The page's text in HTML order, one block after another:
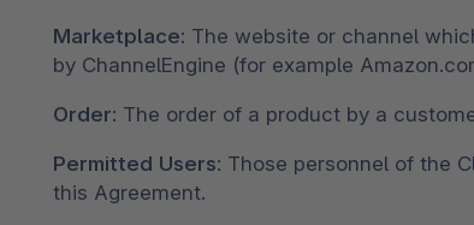
Marketplace: The website or channel
by ChannelEngine (for example
Order: The order of a product by a
Permitted Users: Those personnel of the
this Agreement.